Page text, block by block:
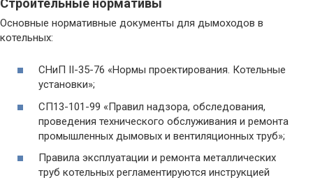
Строительные нормативы
Основные нормативные документы для дымоходов в
котельных:
СНиП ІІ-35-76 «Нормы проектирования. Котельные
установки»;
СП13-101-99 «Правил надзора, обследования,
проведения технического обслуживания и ремонта
промышленных дымовых и вентиляционных труб»;
Правила эксплуатации и ремонта металлических
труб котельных регламентируются инструкцией